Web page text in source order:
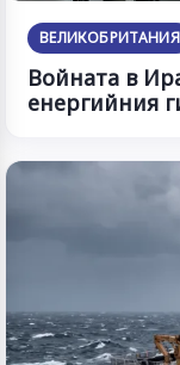
ВЕЛИКОБРИТАНИЯ
Войната в
енергийния